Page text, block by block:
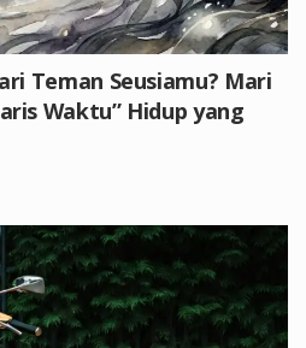
Teman Seusiamu? Mari
Waktu” Hidup yang